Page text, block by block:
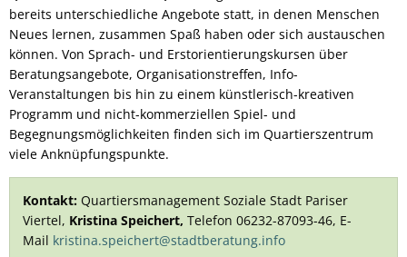
bereits unterschiedliche Angebote statt, in denen Menschen
Neues lernen, zusammen Spaß haben oder sich austauschen
können. Von Sprach- und Erstorientierungskursen über
Beratungsangebote, Organisationstreffen, Info-
Veranstaltungen bis hin zu einem künstlerisch-kreativen
Programm und nicht-kommerziellen Spiel- und
Begegnungsmöglichkeiten finden sich im Quartierszentrum
viele Anknüpfungspunkte.
Kontakt: Quartiersmanagement Soziale Stadt Pariser
Viertel, Kristina Speichert, Telefon 06232-87093-46, E-
Mail kristina.speichert@stadtberatung.info